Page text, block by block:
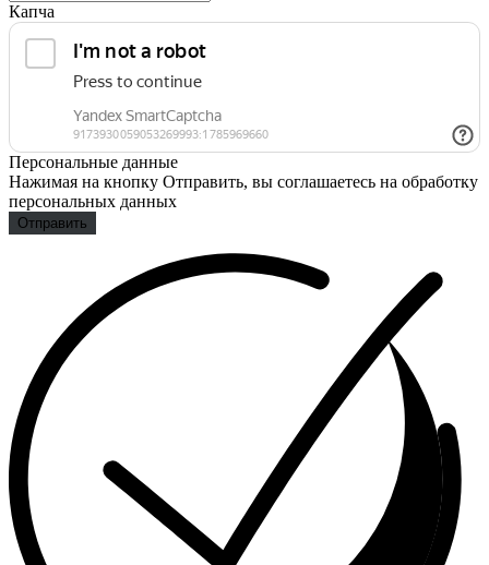
Капча
Персональные данные
Нажимая на кнопку Отправить, вы соглашаетесь на обработку
персональных данных
Отправить